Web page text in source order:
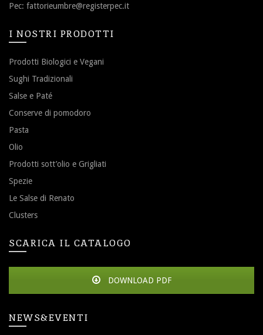
Pec: fattorieumbre@registerpec.it
I NOSTRI PRODOTTI
Prodotti Biologici e Vegani
Sughi Tradizionali
Salse e Paté
Conserve di pomodoro
Pasta
Olio
Prodotti sott’olio e Grigliati
Spezie
Le Salse di Renato
Clusters
SCARICA IL CATALOGO
DOWNLOAD PDF
NEWS&EVENTI